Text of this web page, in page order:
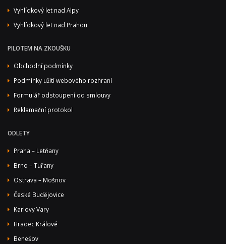
Vyhlídkový let nad Alpy
Vyhlídkový let nad Prahou
PILOTEM NA ZKOUŠKU
Obchodní podmínky
Podmínky užití webového rozhraní
Formulář odstoupení od smlouvy
Reklamační protokol
ODLETY
Praha – Letňany
Brno – Tuřany
Ostrava – Mošnov
České Budějovice
Karlovy Vary
Hradec Králové
Benešov